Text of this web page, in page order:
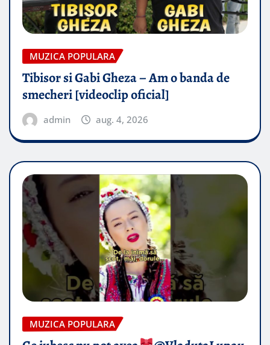
MUZICA POPULARA
Tibisor si Gabi Gheza – Am o banda de
smecheri [videoclip oficial]
admin aug. 4, 2026
MUZICA POPULARA